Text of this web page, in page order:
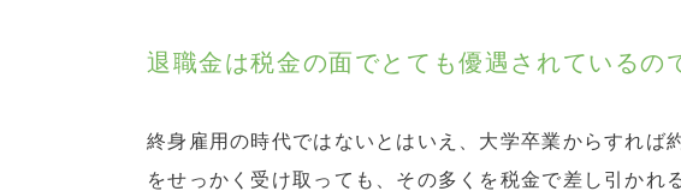
退職金は税金の面でとても優遇されているの
終身雇用の時代ではないとはいえ、大学卒業からすれば
をせっかく受け取っても、その多くを税金で差し引かれ